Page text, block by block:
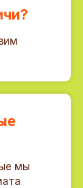
мы